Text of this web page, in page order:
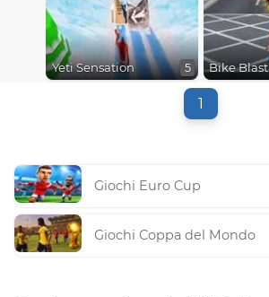
Yeti Sensation 5 Bike Blast
1
Giochi Euro Cup
Giochi Coppa del Mondo